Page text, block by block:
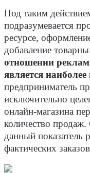
Под таким
подразумевается
ресурсе,
добавление
отношении
является
предприниматель
исключительно
онлайн-магазина
количество продаж.
данный показатель
фактических